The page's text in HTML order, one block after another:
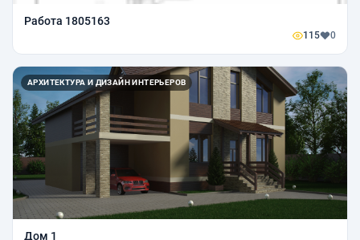
Работа 1805163
115 0
АРХИТЕКТУРА И ДИЗАЙН ИНТЕРЬЕРОВ
Дом 1